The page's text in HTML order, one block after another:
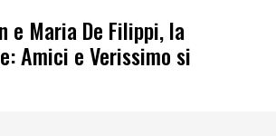
e Maria De Filippi, la
Amici e Verissimo si